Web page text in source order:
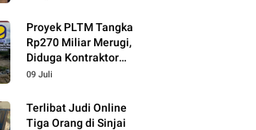
Proyek PLTM Tangka
Rp270 Miliar Merugi,
Diduga Kontraktor
Tidak Profesional,
09 Juli
Terlibat Judi Online
Tiga Orang di Sinjai